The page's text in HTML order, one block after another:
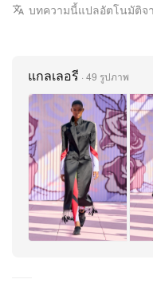
คอลเล็กชั่นจึงอัดแน่นด้ว
แท้จริง”
กางเกงขาบานและผ้า
ชั่น ขณะที่เทเลอริ่งสีป
เฉียบคม นอกจากนี้ยัง
เนเจอร์ของ Off-
เข้าไปใหญ่ และยังแย้
เลี้ยงลูกบาสโชว์บนรัน
บทความนี้แปลอัตโนมัติจ
แกลเลอรี · 49 รูปภาพ